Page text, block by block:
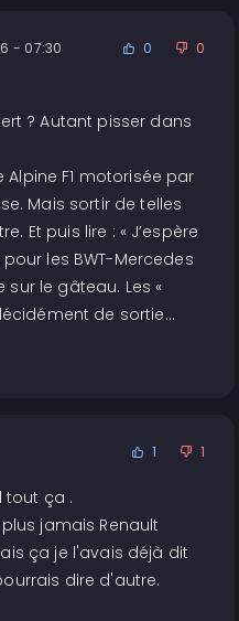
- 07:30 0 0
? Autant pisser dans
Alpine F1 motorisée par
Mais sortir de telles
Et puis lire : « J’espère
les BWT-Mercedes
sur le gâteau. Les «
de sortie…
1 1
tout ça .
jamais Renault
ça je l'avais déjà dit
dire d'autre.